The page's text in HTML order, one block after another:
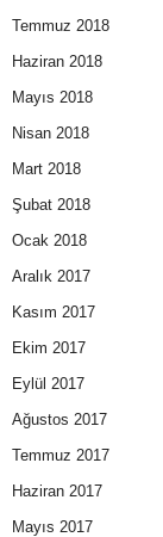
Temmuz 2018
Haziran 2018
Mayıs 2018
Nisan 2018
Mart 2018
Şubat 2018
Ocak 2018
Aralık 2017
Kasım 2017
Ekim 2017
Eylül 2017
Ağustos 2017
Temmuz 2017
Haziran 2017
Mayıs 2017